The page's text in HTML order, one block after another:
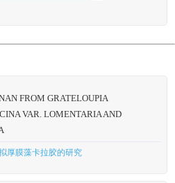
FROM GRATELOUPIA
VAR. LOMENTARIA AND
厚膜藻卡拉胶的研究